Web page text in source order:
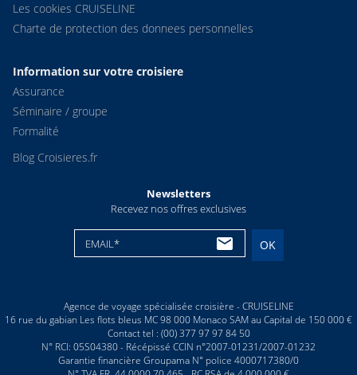
Les cookies CRUISELINE
Charte de protection des donnees personnelles
Information sur votre croisiere
Assurance
Séminaire / groupe
Formalité
Blog Croisieres.fr
Newsletters
Recevez nos offres exclusives
EMAIL* OK
Agence de voyage spécialisée croisière - CRUISELINE
16 rue du gabian Les flots bleus MC 98 000 Monaco SAM au Capital de 150 000 €
Contact tel : (00) 377 97 97 84 50
N° RCI: 05S04380 - Récépissé CCIN n°2007-01231/2007-01232
Garantie financière Groupama N° police 4000717380/0